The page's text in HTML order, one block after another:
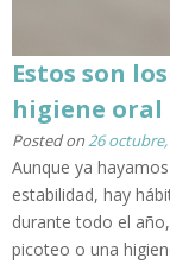
Estos son
higiene oral
Posted on26 octubre,
Aunque ya
estabilidad, hay
durante todo el
picoteo o una